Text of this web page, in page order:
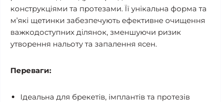
конструкціями та протезами. Її унікальна форма та
м’які щетинки забезпечують ефективне очищення
важкодоступних ділянок, зменшуючи ризик
утворення нальоту та запалення ясен.
Переваги:
Ідеальна для брекетів, імплантів та протезів